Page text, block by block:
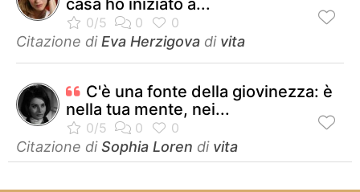
casa ho iniziato a...
Citazione diEva Herzigova di vita
C'è una fonte della giovinezza: è
nella tua mente, nei...
Citazione diSophia Loren di vita